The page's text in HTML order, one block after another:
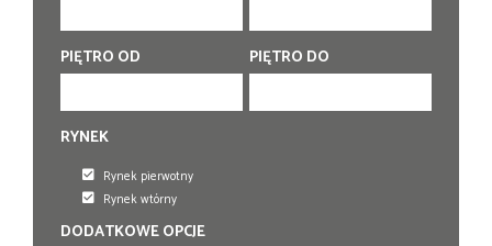
PIĘTRO OD PIĘTRO DO
RYNEK
Rynek pierwotny
Rynek wtórny
DODATKOWE OPCJE